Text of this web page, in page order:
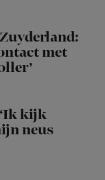
met
kijk
neus